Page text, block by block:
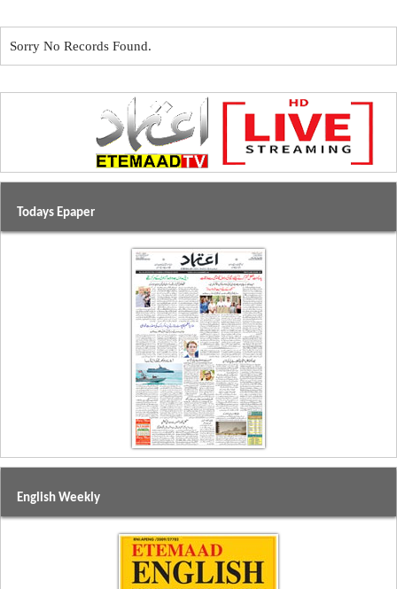
Sorry No Records Found.
Todays Epaper
English Weekly